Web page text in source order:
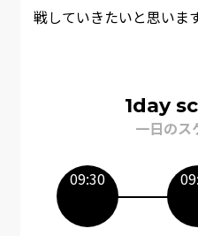
戦していきたいと思います
1day
一日のス
09:30